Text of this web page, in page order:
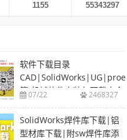
1155 55343297
软件下载目录
CAD|SolidWorks|UG|proe
等-机械软件安装包下载大全
07/22 2468327
SolidWorks焊件库下载|铝
型材库下载|附sw焊件库添